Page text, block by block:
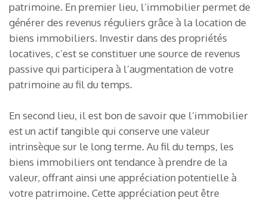
patrimoine. En premier lieu, l’immobilier permet de
générer des revenus réguliers grâce à la location de
biens immobiliers. Investir dans des propriétés
locatives, c’est se constituer une source de revenus
passive qui participera à l’augmentation de votre
patrimoine au fil du temps.
En second lieu, il est bon de savoir que l’immobilier
est un actif tangible qui conserve une valeur
intrinsèque sur le long terme. Au fil du temps, les
biens immobiliers ont tendance à prendre de la
valeur, offrant ainsi une appréciation potentielle à
votre patrimoine. Cette appréciation peut être